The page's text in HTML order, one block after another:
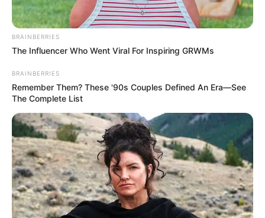
BRAINBERRIES
The Influencer Who Went Viral For Inspiring GRWMs
BRAINBERRIES
Remember Them? These '90s Couples Defined An Era—See
The Complete List